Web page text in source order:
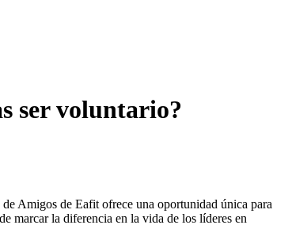
ser voluntario?
Amigos de Eafit ofrece una oportunidad única para
marcar la diferencia en la vida de los líderes en